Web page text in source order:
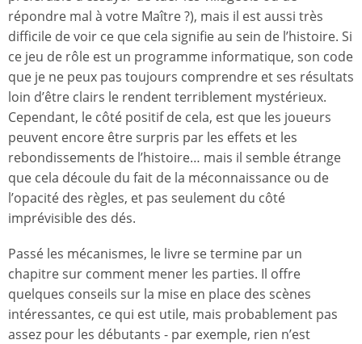
répondre mal à votre Maître ?), mais il est aussi très
difficile de voir ce que cela signifie au sein de l’histoire. Si
ce jeu de rôle est un programme informatique, son code
que je ne peux pas toujours comprendre et ses résultats
loin d’être clairs le rendent terriblement mystérieux.
Cependant, le côté positif de cela, est que les joueurs
peuvent encore être surpris par les effets et les
rebondissements de l’histoire… mais il semble étrange
que cela découle du fait de la méconnaissance ou de
l’opacité des règles, et pas seulement du côté
imprévisible des dés.
Passé les mécanismes, le livre se termine par un
chapitre sur comment mener les parties. Il offre
quelques conseils sur la mise en place des scènes
intéressantes, ce qui est utile, mais probablement pas
assez pour les débutants - par exemple, rien n’est